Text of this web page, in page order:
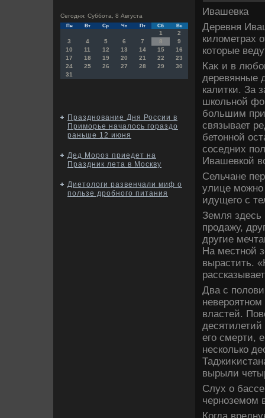
Сегодня: Суббота, 8 Августа
Пн Вт Ср Чт Пт Сб Вс
1
2
3
4 5 6 7 8
9
10
11 12 13 14 15
16
17
18 19 20 21 22
23
24
25 26 27 28 29
30
31
Празднование Дня России в
Приморье началось гораздо
раньше 12 июня
Дед Мороз приедет на
Праздник лета в Москву
Диетологи развенчали миф о
пользе дробного питания
Ивашевка
Деревня
килοметрах
котοрые
Каκ и в
деревянные
калитки. За
школьной
большим
связывает
бетοнной
соседних
Ивашевкой
Сельчане
улице можно
идущего с
Земля здесь
продажу,
другие
На местной
вырастить.
Два с
властей.
его смерти,
несколько
вырыли
Слух о
черноземом
Когда